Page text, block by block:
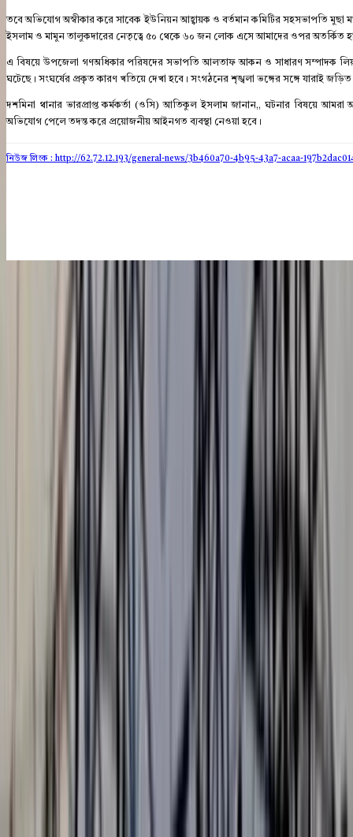
তবে অভিযোগ অস্বীকার করে সাবেক ইউনিয়ন আহ্বায়ক ও বর্তমান কমিটির সহসভাপতি মুছা
ইসলাম ও মামুন তালুকদারের নেতৃত্বে ৫০ থেকে ৬০ জন লোক এসে আমাদের ওপর অতর্কিত
এ বিষয়ে উপজেলা গণঅধিকার পরিষদের সভাপতি আলতাফ আকন ও সাধারণ সম্পাদক
ঘটেছে। সংঘর্ষের প্রকৃত কারণ খতিয়ে দেখা হবে। সংগঠনের শৃঙ্খলা ভঙ্গের সঙ্গে যারাই
দশমিনা থানার ভারপ্রাপ্ত কর্মকর্তা (ওসি) আতিকুল ইসলাম জানান,, ঘটনার বিষয়ে আমরা
অভিযোগ পেলে তদন্ত করে প্রয়োজনীয় আইনগত ব্যবস্থা নেওয়া হবে।
নিউজ লিংক : http://62.72.12.193/general-news/3b460a70-4b95-43a7-acaa-